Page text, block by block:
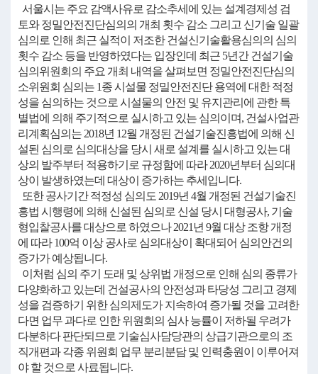
서울시는 주요 감액사유로 감소추세에 있는 설계경제성 검
토와 정밀안전진단심의의 개최 횟수 감소 그리고 신기술 일괄
심의로 인해 최근 실적이 저조한 건설신기술활용심의의 심의
횟수 감소 등을 반영하였다는 입장인데 최근 5년간 건설기술
심의위원회의 주요 개최 내역을 살펴보면 정밀안전진단심의
소위원회 심의는 1종 시설물 정밀안전진단 용역에 대한 적정
성을 심의하는 것으로 시설물의 안전 및 유지관리에 관한 특
별법에 의해 주기적으로 실시하고 있는 심의이며, 건설사업관
리계획심의는 2018년 12월 개정된 건설기술진흥법에 의해 신
설된 심의로 심의대상을 당시 새로 설계를 실시하고 있는 대
상의 발주부터 적용하기로 규정함에 따라 2020년부터 심의대
상이 발생하였는데 대상이 증가하는 추세입니다.
또한 공사기간 적정성 심의도 2019년 4월 개정된 건설기술진
흥법 시행령에 의해 신설된 심의로 신설 당시 대형공사, 기술
형입찰공사를 대상으로 하였으나 2021년 9월 대상 조항 개정
에 따라 100억 이상 공사로 심의대상이 확대되어 심의안건의
증가가 예상됩니다.
이처럼 심의 주기 도래 및 상위법 개정으로 인해 심의 종류가
다양화하고 있는데 건설공사의 안전성과 타당성 그리고 경제
성을 검증하기 위한 심의제도가 지속하여 증가될 것을 고려한
다면 업무 과다로 인한 위원회의 심사 능률이 저하될 우려가
다분하다 판단되므로 기술심사담당관의 상급기관으로의 조
직개편과 각종 위원회 업무 분리분담 및 인력충원이 이루어져
야 할 것으로 사료됩니다.